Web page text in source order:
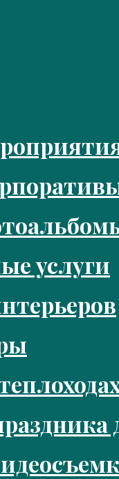
услуги